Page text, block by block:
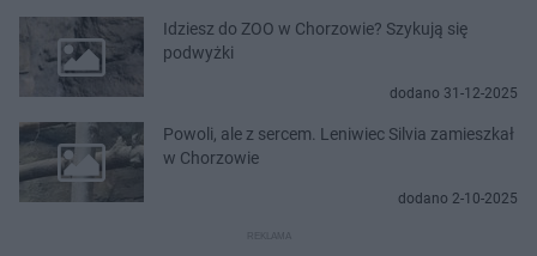
Idziesz do ZOO w Chorzowie? Szykują się
podwyżki
dodano 31-12-2025
Powoli, ale z sercem. Leniwiec Silvia zamieszkał
w Chorzowie
dodano 2-10-2025